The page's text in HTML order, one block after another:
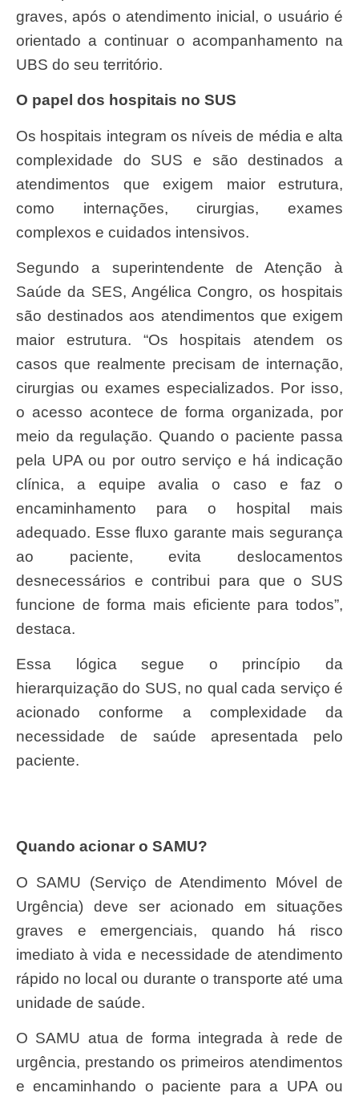
graves, após o atendimento inicial, o usuário é
orientado a continuar o acompanhamento na
UBS do seu território.
O papel dos hospitais no SUS
Os hospitais integram os níveis de média e alta
complexidade do SUS e são destinados a
atendimentos que exigem maior estrutura,
como internações, cirurgias, exames
complexos e cuidados intensivos.
Segundo a superintendente de Atenção à
Saúde da SES, Angélica Congro, os hospitais
são destinados aos atendimentos que exigem
maior estrutura. “Os hospitais atendem os
casos que realmente precisam de internação,
cirurgias ou exames especializados. Por isso,
o acesso acontece de forma organizada, por
meio da regulação. Quando o paciente passa
pela UPA ou por outro serviço e há indicação
clínica, a equipe avalia o caso e faz o
encaminhamento para o hospital mais
adequado. Esse fluxo garante mais segurança
ao paciente, evita deslocamentos
desnecessários e contribui para que o SUS
funcione de forma mais eficiente para todos”,
destaca.
Essa lógica segue o princípio da
hierarquização do SUS, no qual cada serviço é
acionado conforme a complexidade da
necessidade de saúde apresentada pelo
paciente.
Quando acionar o SAMU?
O SAMU (Serviço de Atendimento Móvel de
Urgência) deve ser acionado em situações
graves e emergenciais, quando há risco
imediato à vida e necessidade de atendimento
rápido no local ou durante o transporte até uma
unidade de saúde.
O SAMU atua de forma integrada à rede de
urgência, prestando os primeiros atendimentos
e encaminhando o paciente para a UPA ou